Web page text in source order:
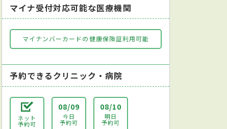
マイナ受付対応可能な医療機関
マイナンバーカードの健康保険証利用可能
予約できるクリニック・病院
ネット
予約可
08/09
今日
予約可
08/10
明日
予約可